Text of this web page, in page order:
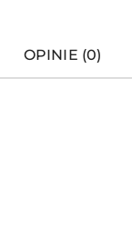
OPINIE (0)